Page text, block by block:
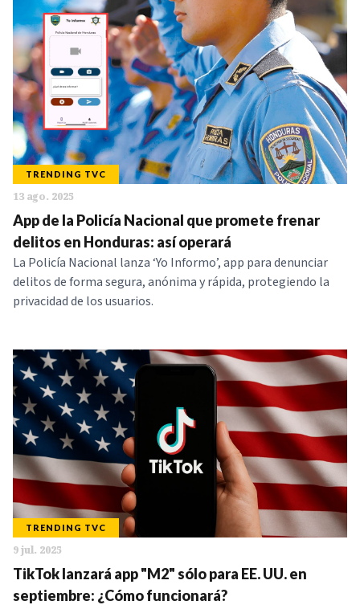
TRENDING TVC
13 ago. 2025
App de la Policía Nacional que promete frenar
delitos en Honduras: así operará
La Policía Nacional lanza ‘Yo Informo’, app para denunciar
delitos de forma segura, anónima y rápida, protegiendo la
privacidad de los usuarios.
TRENDING TVC
9 jul. 2025
TikTok lanzará app "M2" sólo para EE. UU. en
septiembre: ¿Cómo funcionará?